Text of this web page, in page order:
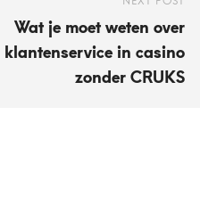
Wat je moet weten over
klantenservice in casino
zonder CRUKS